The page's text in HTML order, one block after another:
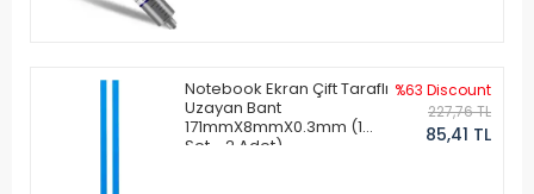
Notebook Ekran Çift Taraflı
Uzayan Bant
171mmX8mmX0.3mm (1
Set - 2 Adet)
%63 Discount
227,76 TL
85,41 TL